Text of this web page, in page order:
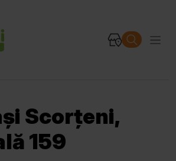
Scorțeni,
159